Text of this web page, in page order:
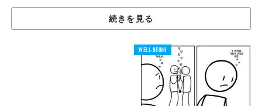
01.
結局睡眠不足かよっ
続きを見る
WELL-BEING